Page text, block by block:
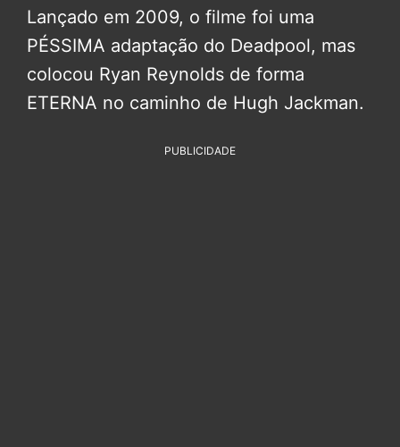
Lançado em 2009, o filme foi uma
PÉSSIMA adaptação do Deadpool, mas
colocou Ryan Reynolds de forma
ETERNA no caminho de Hugh Jackman.
PUBLICIDADE